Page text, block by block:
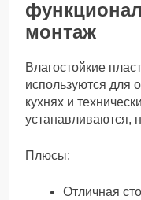
монтаж
Влагостойкие
используются для
кухнях и
устанавливаются,
Плюсы:
Отличная